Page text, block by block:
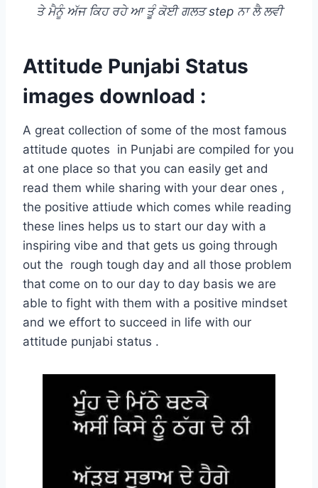
ਤੇ ਮੈਨੂੰ ਅੱਜ ਕਿਹ ਰਹੇ ਆ ਤੂੰ ਕੋਈ ਗਲਤ step ਨਾ ਲੈ ਲਵੀ
Attitude Punjabi Status
images download :
A great collection of some of the most famous
attitude quotes in Punjabi are compiled for you
at one place so that you can easily get and
read them while sharing with your dear ones ,
the positive attiude which comes while reading
these lines helps us to start our day with a
inspiring vibe and that gets us going through
out the rough tough day and all those problem
that come on to our day to day basis we are
able to fight with them with a positive mindset
and we effort to succeed in life with our
attitude punjabi status .